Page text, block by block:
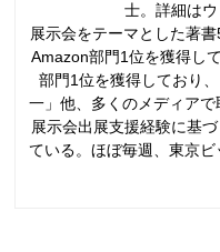
士。詳細は
展示会をテーマとした著
Amazon部門1位を獲得し
部門1位を獲得しており
一」他、多くのメディア
展示会出展支援経験に基
ている。ほぼ毎週、東京